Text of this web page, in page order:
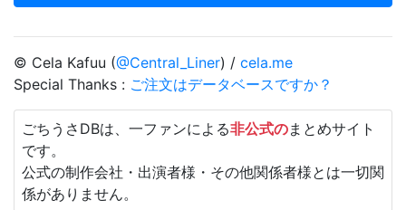
© Cela Kafuu (@Central_Liner) / cela.me
Special Thanks : ご注文はデータベースですか？
ごちうさDBは、一ファンによる非公式のまとめサイト
です。
公式の制作会社・出演者様・その他関係者様とは一切関
係がありません。